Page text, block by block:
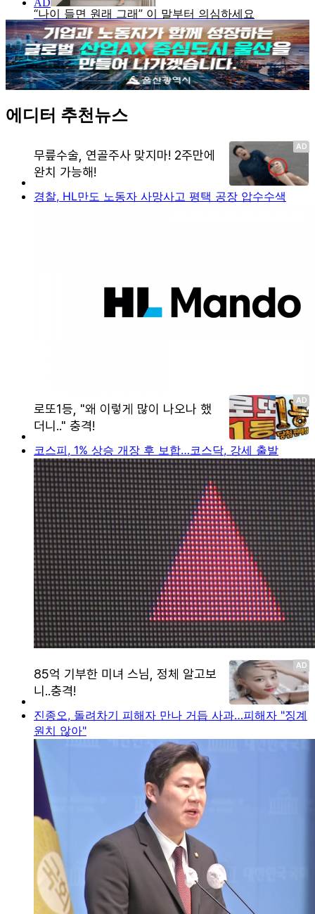
에디터 추천뉴스
경찰, HL만도 노동자 사망사고 평택 공장 압수수색
코스피, 1% 상승 개장 후 보합…코스닥, 강세 출발
진종오, 돌려차기 피해자 만나 거듭 사과…피해자 "징계
원치 않아"